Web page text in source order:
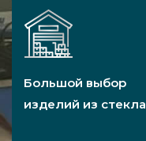
Большой выбор
изделий из стекла